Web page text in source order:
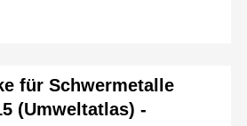
für Schwermetalle
(Umweltatlas) -